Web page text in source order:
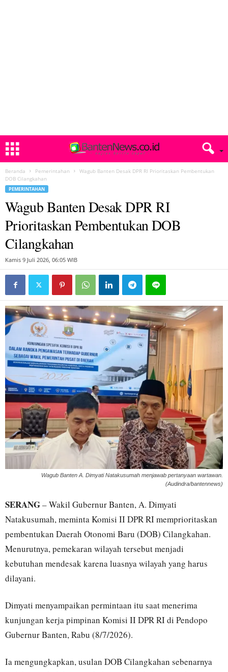
Beranda Pemerintahan
Wagub Banten Desak DPR RI Prioritaskan Pembentukan
DOB Cilangkahan
PEMERINTAHAN
Wagub Banten Desak DPR RI
Prioritaskan Pembentukan DOB
Cilangkahan
Kamis 9 Juli 2026, 06:05 WIB
Wagub Banten A. Dimyati Natakusumah menjawab pertanyaan wartawan.
(Audindra/bantennews)
SERANG– Wakil Gubernur Banten, A. Dimyati
Natakusumah, meminta Komisi II DPR RI memprioritaskan
pembentukan Daerah Otonomi Baru (DOB) Cilangkahan.
Menurutnya, pemekaran wilayah tersebut menjadi
kebutuhan mendesak karena luasnya wilayah yang harus
dilayani.
Dimyati menyampaikan permintaan itu saat menerima
kunjungan kerja pimpinan Komisi II DPR RI di Pendopo
Gubernur Banten, Rabu (8/7/2026).
Ia mengungkapkan, usulan DOB Cilangkahan sebenarnya